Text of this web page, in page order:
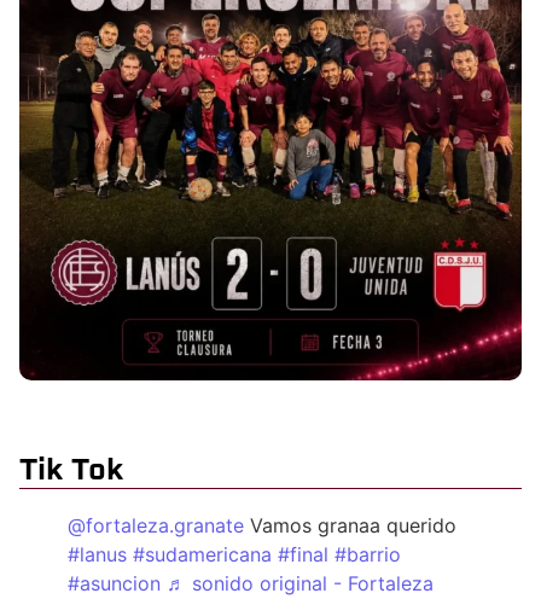
Tik Tok
@fortaleza.granate Vamos granaa querido
#lanus #sudamericana #final #barrio
#asuncion ♬ sonido original - Fortaleza